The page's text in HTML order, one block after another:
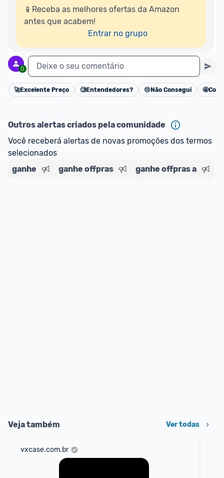
📱Receba as melhores ofertas da Amazon
antes que acabem!
Entrar no grupo
0 Deixe o seu comentário
Cancelar
🚀Excelente Preço 🧐Entendedores? 😢 Não Consegui 🤩
Outros alertas criados pela comunidade
Você receberá alertas de novas promoções dos termos
selecionados
ganhe
ganhe offpras ganhe offpras a
Veja também Ver todas
vxcase.com.br